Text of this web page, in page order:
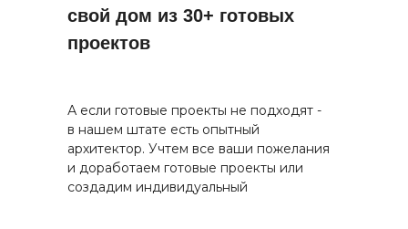
свой дом из 30+ готовых
проектов
А если готовые проекты не подходят -
в нашем штате есть опытный
архитектор. Учтем все ваши пожелания
и доработаем готовые проекты или
создадим индивидуальный